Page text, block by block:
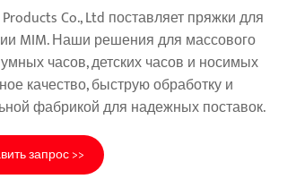
Co., Ltd поставляет пряжки для
MIM. Наши решения для массового
часов, детских часов и носимых
качество, быструю обработку и
фабрикой для надежных поставок.
запрос >>